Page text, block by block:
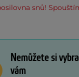
snů!
Nemůžete si
vám